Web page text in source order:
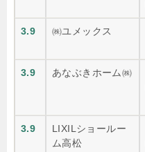
3.9 ㈱ユメックス
3.9 あなぶきホーム㈱
3.9
LIXILショールー
ム高松